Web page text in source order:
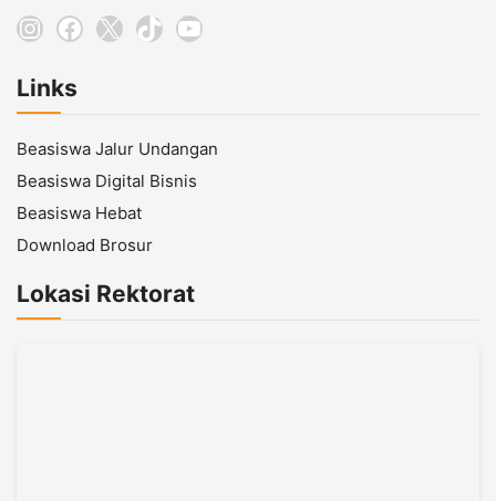
Instagram
Facebook
X TikTokYouTube
Links
Beasiswa Jalur Undangan
Beasiswa Digital Bisnis
Beasiswa Hebat
Download Brosur
Lokasi Rektorat